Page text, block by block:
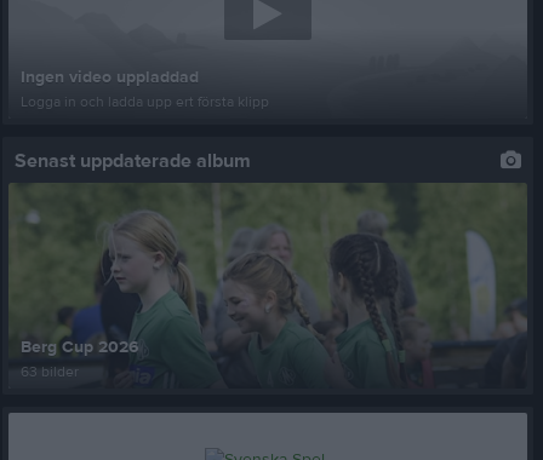
Ingen video uppladdad
Logga in och ladda upp ert första klipp
Senast uppdaterade album
Berg Cup 2026
63 bilder